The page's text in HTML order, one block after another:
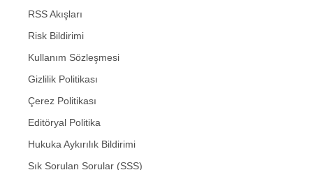
RSS Akışları
Risk Bildirimi
Kullanım Sözleşmesi
Gizlilik Politikası
Çerez Politikası
Editöryal Politika
Hukuka Aykırılık Bildirimi
Sık Sorulan Sorular (SSS)